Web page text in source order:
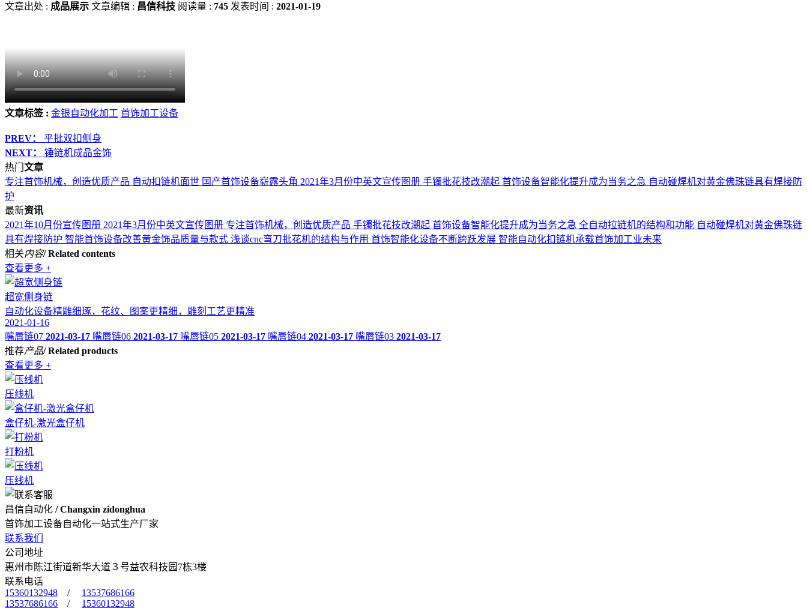
文章出处 : 成品展示 文章编辑 : 昌信科技 阅读量 : 745 发表时间 : 2021-01-19
文章标签 : 金银自动化加工 首饰加工设备
PREV：
平批双扣侧身
NEXT：
锤链机成品金饰
热门 文章
专注首饰机械，创造优质产品 自动扣链机面世 国产首饰设备崭露头角 2021年3月份中英文宣传图册 手镯批花技改潮起 首饰设备智能化提升成为当务之急 自动碰焊机对黄金佛珠链具有焊接防
护
最新资讯
2021年10月份宣传图册 2021年3月份中英文宣传图册 专注首饰机械，创造优质产品 手镯批花技改潮起 首饰设备智能化提升成为当务之急 全自动拉链机的结构和功能 自动碰焊机对黄金佛珠链
具有焊接防护 智能首饰设备改善黄金饰品质量与款式 浅谈cnc弯刀批花机的结构与作用 首饰智能化设备不断跨跃发展 智能自动化扣链机承载首饰加工业未来
相关内容/ Related contents
查看更多 +
超宽侧身链
自动化设备精雕细琢，花纹、图案更精细，雕刻工艺更精准
2021-01-16
嘴唇链07 2021-03-17 嘴唇链06 2021-03-17 嘴唇链05 2021-03-17 嘴唇链04 2021-03-17 嘴唇链03 2021-03-17
推荐产品/ Related products
查看更多 +
压线机
盒仔机-激光盒仔机
打粉机
压线机
昌信自动化 / Changxin zidonghua
首饰加工设备自动化一站式生产厂家
联系我们
公司地址
惠州市陈江街道新华大道３号益农科技园7栋3楼
联系电话
15360132948 / 13537686166
13537686166 / 15360132948